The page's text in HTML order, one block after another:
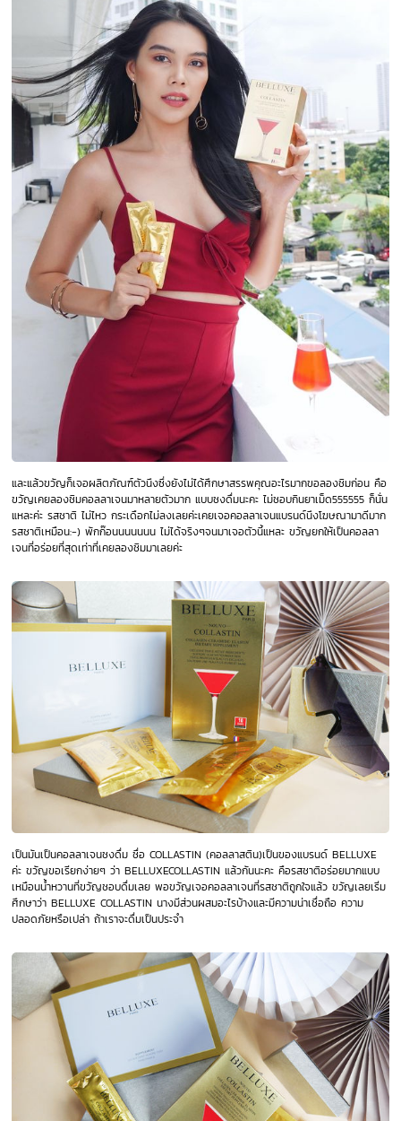
และแล้วขวัญก็เจอผลิตภัณฑ์ตัวนึงซึ่งยังไม่ได้ศึกษาสรรพคุณอะไรมากขอลองชิมก่อน คือ
ขวัญเคยลองชิมคอลลาเจนมาหลายตัวมาก แบบชงดื่มนะคะ ไม่ชอบกินยาเม็ด555555 ก็นั่น
แหละค่ะ รสชาติ ไม่ไหว กระเดือกไม่ลงเลยค่ะเคยเจอคอลลาเจนแบรนด์นึงโฆษณามาดีมาก
รสชาติเหมือน:-) พักก๊อนนนนนนน ไม่ได้จริงๆจนมาเจอตัวนี้แหละ ขวัญยกให้เป็นคอลลา
เจนที่อร่อยที่สุดเท่าที่เคยลองชิมมาเลยค่ะ
เป็นมันเป็นคอลลาเจนชงดื่ม ชื่อ COLLASTIN (คอลลาสติน)เป็นของแบรนด์ BELLUXE
ค่ะ ขวัญขอเรียกง่ายๆ ว่า BELLUXECOLLASTIN แล้วกันนะคะ คือรสชาติอร่อยมากแบบ
เหมือนน้ำหวานที่ขวัญชอบดื่มเลย พอขวัญเจอคอลลาเจนที่รสชาติถูกใจแล้ว ขวัญเลยเริ่ม
ศึกษาว่า BELLUXE COLLASTIN นางมีส่วนผสมอะไรบ้างและมีความน่าเชื่อถือ ความ
ปลอดภัยหรือเปล่า ถ้าเราจะดื่มเป็นประจำ